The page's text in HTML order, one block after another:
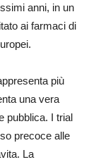
anni, in un
ai farmaci di
più
una vera
pubblica. I trial
precoce alle
La